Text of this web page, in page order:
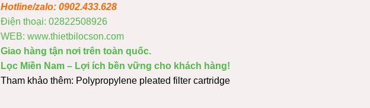
Hotline/zalo: 0902.433.628
Điện thoại: 02822508926
WEB: www.thietbilocson.com
Giao hàng tận nơi trên toàn quốc.
Lọc Miền Nam – Lợi ích bền vững cho khách hàng!
Tham khảo thêm: Polypropylene pleated filter cartridge